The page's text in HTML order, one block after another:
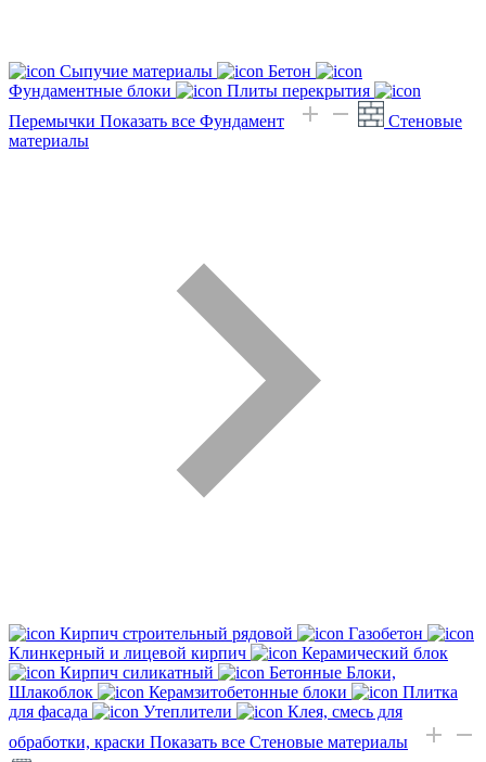
Сыпучие материалы
Бетон
Фундаментные блоки
Плиты перекрытия
Перемычки Показать все Фундамент
Стеновые
материалы
Кирпич строительный рядовой
Газобетон
Клинкерный и лицевой кирпич
Керамический блок
Кирпич силикатный
Бетонные Блоки,
Шлакоблок
Керамзитобетонные блоки
Плитка
для фасада
Утеплители
Клея, смесь для
обработки, краски Показать все Стеновые материалы